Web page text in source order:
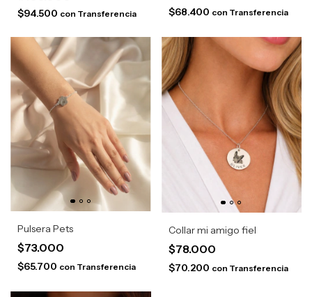
$94.500 con Transferencia $68.400 con Transferencia
Pulsera Pets
$73.000
$65.700 con Transferencia
Collar mi amigo fiel
$78.000
$70.200 con Transferencia